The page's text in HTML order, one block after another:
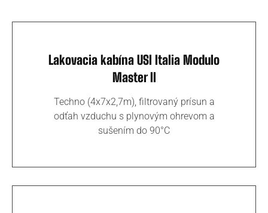
Lakovacia kabína USI Italia Modulo
Master II
Techno (4x7x2,7m), filtrovaný prísun a
odťah vzduchu s plynovým ohrevom a
sušením do 90°C